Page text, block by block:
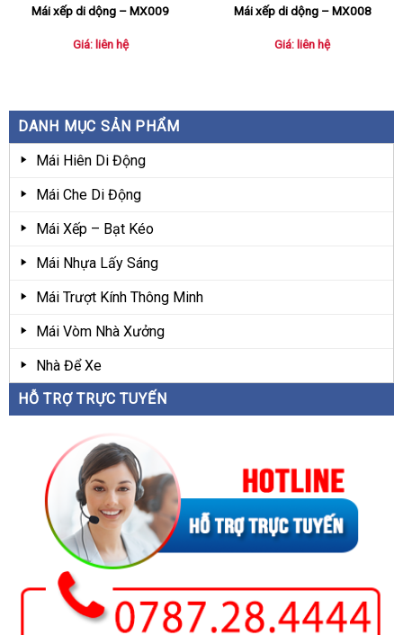
DANH MỤC SẢN PHẨM
Mái Hiên Di Động
Mái Che Di Động
Mái Xếp – Bạt Kéo
Mái Nhựa Lấy Sáng
Mái Trượt Kính Thông Minh
Mái Vòm Nhà Xưởng
Nhà Để Xe
HỖ TRỢ TRỰC TUYẾN
Mái xếp di dộng – MX009
Giá: liên hệ
Mái xếp di dộng – MX008
Giá: liên hệ